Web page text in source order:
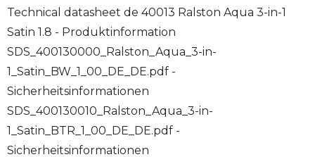
Technical datasheet de 40013 Ralston Aqua 3-in-1
Satin 1.8 - Produktinformation
SDS_400130000_Ralston_Aqua_3-in-
1_Satin_BW_1_00_DE_DE.pdf -
Sicherheitsinformationen
SDS_400130010_Ralston_Aqua_3-in-
1_Satin_BTR_1_00_DE_DE.pdf -
Sicherheitsinformationen